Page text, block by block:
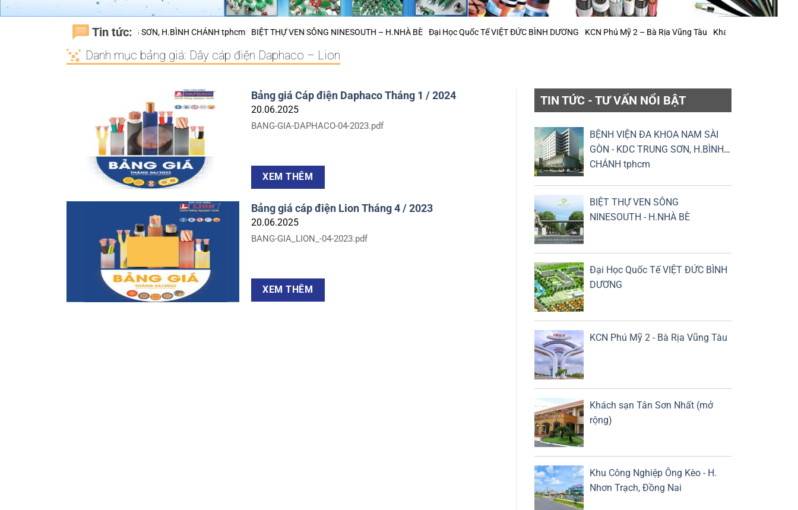
Tin tức:
NAM SÀI GÒN – KDC TRUNG SƠN, H.BÌNH CHÁNH tphcm BIỆT THỰ VEN SÔNG NINESOUTH – H.NHÀ BÈ Đại Học Quốc Tế VIỆT ĐỨC BÌNH DƯƠNG KCN Phú Mỹ 2 – Bà Rịa Vũng Tàu Khách sạn Tân Sơn Nhất (mở
Danh mục bảng giá: Dây cáp điện Daphaco – Lion
Bảng giá Cáp điện Daphaco Tháng 1 / 2024
20.06.2025
BANG-GIA-DAPHACO-04-2023.pdf
XEM THÊM
Bảng giá cáp điện Lion Tháng 4 / 2023
20.06.2025
BANG-GIA_LION_-04-2023.pdf
XEM THÊM
TIN TỨC - TƯ VẤN NỔI BẬT
BỆNH VIỆN ĐA KHOA NAM SÀI
GÒN - KDC TRUNG SƠN, H.BÌNH
CHÁNH tphcm
BIỆT THỰ VEN SÔNG
NINESOUTH - H.NHÀ BÈ
Đại Học Quốc Tế VIỆT ĐỨC BÌNH
DƯƠNG
KCN Phú Mỹ 2 - Bà Rịa Vũng Tàu
Khách sạn Tân Sơn Nhất (mở
rộng)
Khu Công Nghiệp Ông Kèo - H.
Nhơn Trạch, Đồng Nai